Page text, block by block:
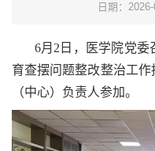
日期：
6月2日，医学院党
育查摆问题整改整治工
（中心）负责人参加。